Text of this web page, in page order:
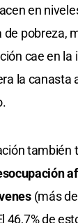
en
de pobreza,
cae en la
la canasta
también
(más
46,7% de